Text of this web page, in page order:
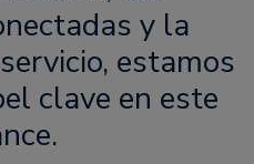
y la
estamos
clave en este